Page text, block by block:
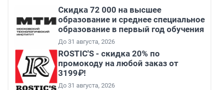
Скидка 72 000 на высшее
образование и среднее специальное
образование в первый год обучения
До 31 августа, 2026
ROSTIC'S - скидка 20% по
промокоду на любой заказ от
3199₽!
До 31 августа, 2026